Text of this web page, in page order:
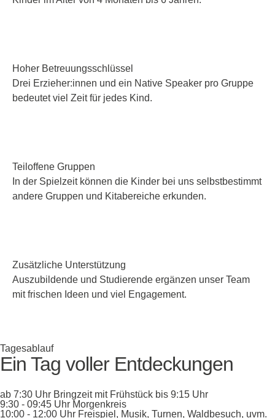
Hoher Betreuungsschlüssel
Drei Erzieher:innen und ein Native Speaker pro Gruppe
bedeutet viel Zeit für jedes Kind.
Teiloffene Gruppen
In der Spielzeit können die Kinder bei uns selbstbestimmt
andere Gruppen und Kitabereiche erkunden.
Zusätzliche Unterstützung
Auszubildende und Studierende ergänzen unser Team
mit frischen Ideen und viel Engagement.
Tagesablauf
Ein Tag voller Entdeckungen
ab 7:30 Uhr Bringzeit mit Frühstück bis 9:15 Uhr
9:30 - 09:45 Uhr Morgenkreis
10:00 - 12:00 Uhr Freispiel, Musik, Turnen, Waldbesuch, uvm.